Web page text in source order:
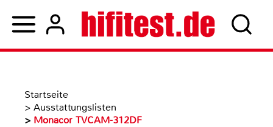
Startseite
> Ausstattungslisten
> Monacor TVCAM-312DF